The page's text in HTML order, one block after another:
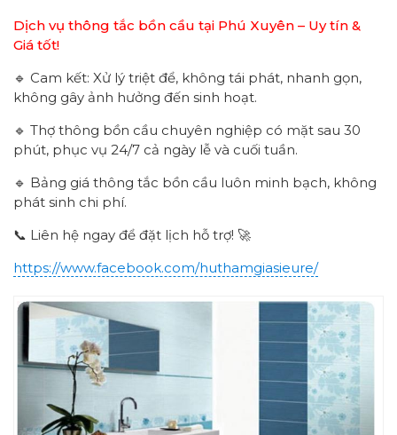
Dịch vụ thông tắc bồn cầu tại Phú Xuyên – Uy tín &
Giá tốt!
🔹 Cam kết: Xử lý triệt để, không tái phát, nhanh gọn,
không gây ảnh hưởng đến sinh hoạt.
🔹 Thợ thông bồn cầu chuyên nghiệp có mặt sau 30
phút, phục vụ 24/7 cả ngày lễ và cuối tuần.
🔹 Bảng giá thông tắc bồn cầu luôn minh bạch, không
phát sinh chi phí.
📞 Liên hệ ngay để đặt lịch hỗ trợ! 🚀
https://www.facebook.com/huthamgiasieure/